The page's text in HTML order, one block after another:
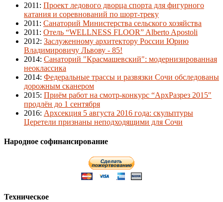
2011 : Проект ледового дворца спорта для фигурного
катания и соревнований по шорт-треку
2011 : Санаторий Министерства сельского хозяйства
2011 : Отель “WELLNESS FLOOR” Alberto Apostoli
2012: Заслуженному архитектору России Юрию
Владимировичу Львову - 85!
2014: Санаторий "Красмашевский": модернизированная
неоклассика
2014: Федеральные трассы и развязки Сочи обследованы
дорожным сканером
2015: Приём работ на смотр-конкурс “АрхРазрез 2015″
продлён до 1 сентября
2016: Архсекция 5 августа 2016 года: скульптуры
Церетели признаны неподходящими для Сочи
Народное софинансирование
Техническое